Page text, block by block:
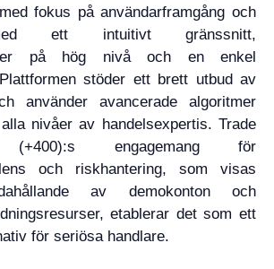
fokus på användarframgång och
ett intuitivt gränssnitt,
på hög nivå och en enkel
stöder ett brett utbud av
använder avancerade algoritmer
nivåer av handelsexpertis. Trade
engagemang för
och riskhantering, som visas
av demokonton och
etablerar det som ett
för seriösa handlare.